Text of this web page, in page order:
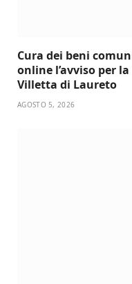
Cura dei beni
online l’avviso per
Villetta di Laureto
AGOSTO 5, 2026